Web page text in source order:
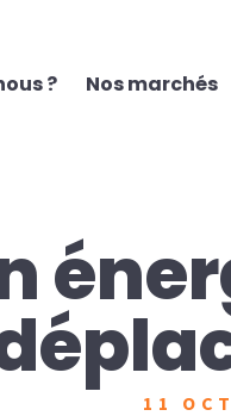
? Nos marchés
11